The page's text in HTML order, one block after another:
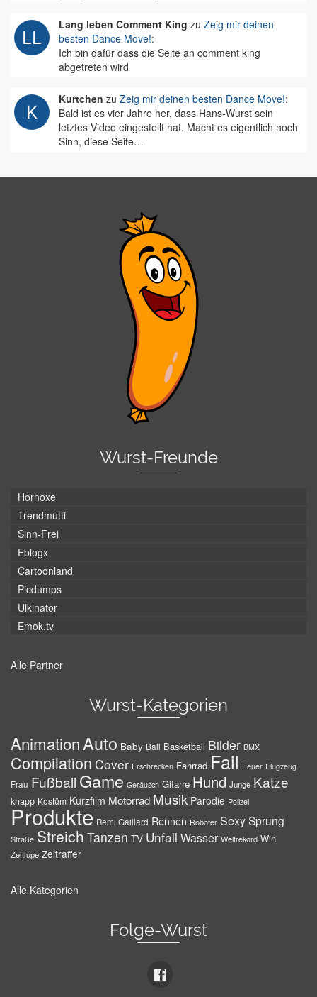
Lang leben Comment King zu Zeig mir deinen
besten Dance Move!:
Ich bin dafür dass die Seite an comment king
abgetreten wird
Kurtchen zu Zeig mir deinen besten Dance Move!:
Bald ist es vier Jahre her, dass Hans-Wurst sein
letztes Video eingestellt hat. Macht es eigentlich noch
Sinn, diese Seite…
Wurst-Freunde
Hornoxe
Trendmutti
Sinn-Frei
Eblogx
Cartoonland
Picdumps
Ulkinator
Emok.tv
Alle Partner
Wurst-Kategorien
AnimationAuto Baby Ball Basketball Bilder BMX
Compilation Cover Erschrecken Fahrrad Fail Feuer Flugzeug
Frau Fußball Game Geräusch Gitarre Hund Junge Katze
knapp Kostüm Kurzfilm Motorrad Musik Parodie Polizei
Produkte Remi Gaillard Rennen Roboter SexySprung
Straße Streich Tanzen TV Unfall Wasser Weltrekord Win
Zeitlupe Zeitraffer
Alle Kategorien
Folge-Wurst